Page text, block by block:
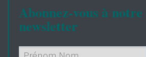
Abonnez-vous à notre
newsletter